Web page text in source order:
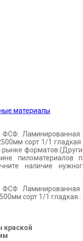
материалы
сорт 1/1 гладкая
рынке
пиломатериалов
наличие
ФСФ
сорт 1/1 гладкая :
краской